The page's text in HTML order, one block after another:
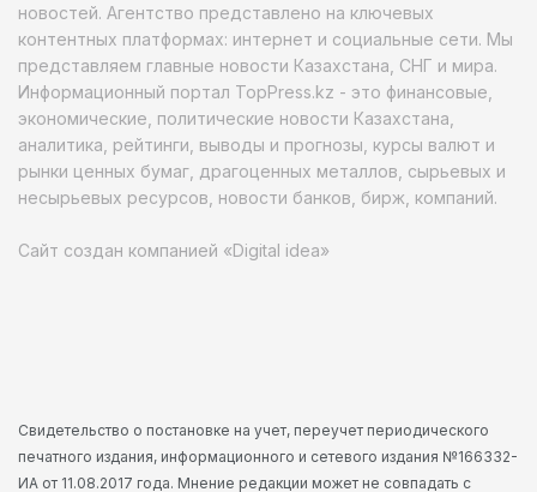
новостей. Агентство представлено на ключевых
контентных платформах: интернет и социальные сети. Мы
представляем главные новости Казахстана, СНГ и мира.
Информационный портал TopPress.kz - это финансовые,
экономические, политические новости Казахстана,
аналитика, рейтинги, выводы и прогнозы, курсы валют и
рынки ценных бумаг, драгоценных металлов, сырьевых и
несырьевых ресурсов, новости банков, бирж, компаний.
Сайт создан компанией «Digital idea»
Свидетельство о постановке на учет, переучет периодического
печатного издания, информационного и сетевого издания №166332-
ИА от 11.08.2017 года. Мнение редакции может не совпадать с